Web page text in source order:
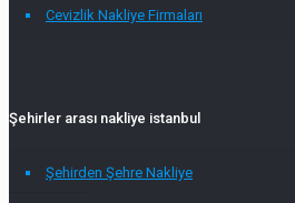
Cevizlik Nakliye Firmaları
Şehirler arası nakliye istanbul
Şehirden Şehre Nakliye